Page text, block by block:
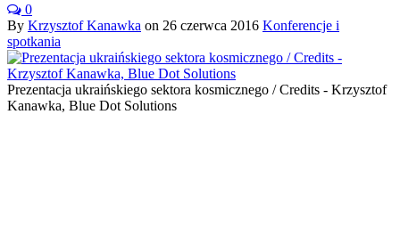
0
By Krzysztof Kanawka on 26 czerwca 2016 Konferencje i
spotkania
Prezentacja ukraińskiego sektora kosmicznego / Credits - Krzysztof
Kanawka, Blue Dot Solutions